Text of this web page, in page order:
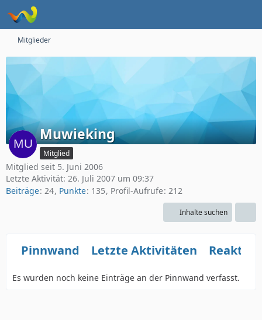
Mitglieder
Muwieking
Mitglied
Mitglied seit 5. Juni 2006
Letzte Aktivität: 26. Juli 2007 um 09:37
Beiträge 24 Punkte 135 Profil-Aufrufe 212
Inhalte suchen
Pinnwand Letzte Aktivitäten
Es wurden noch keine Einträge an der Pinnwand verfasst.